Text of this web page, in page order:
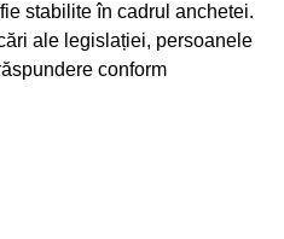
stabilite în cadrul anchetei.
ale legislației, persoanele
conform